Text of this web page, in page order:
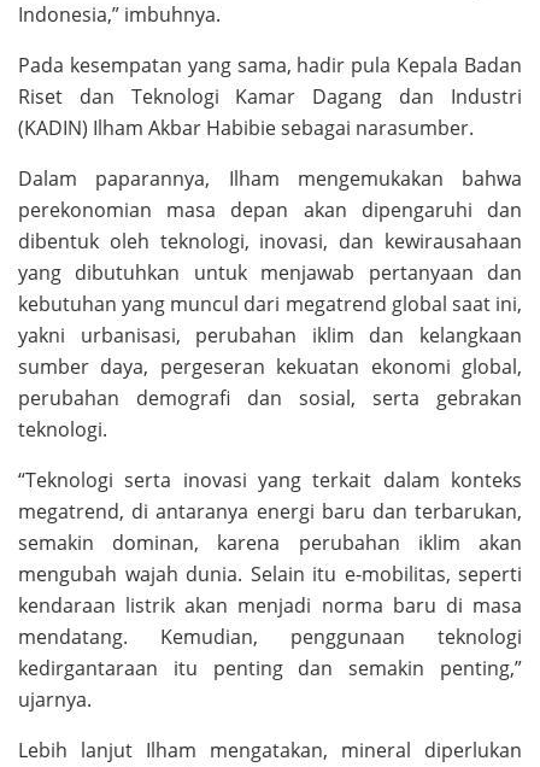
Indonesia,” imbuhnya.
Pada kesempatan yang sama, hadir pula Kepala Badan
Riset dan Teknologi Kamar Dagang dan Industri
(KADIN) Ilham Akbar Habibie sebagai narasumber.
Dalam paparannya, Ilham mengemukakan bahwa
perekonomian masa depan akan dipengaruhi dan
dibentuk oleh teknologi, inovasi, dan kewirausahaan
yang dibutuhkan untuk menjawab pertanyaan dan
kebutuhan yang muncul dari megatrend global saat ini,
yakni urbanisasi, perubahan iklim dan kelangkaan
sumber daya, pergeseran kekuatan ekonomi global,
perubahan demografi dan sosial, serta gebrakan
teknologi.
“Teknologi serta inovasi yang terkait dalam konteks
megatrend, di antaranya energi baru dan terbarukan,
semakin dominan, karena perubahan iklim akan
mengubah wajah dunia. Selain itu e-mobilitas, seperti
kendaraan listrik akan menjadi norma baru di masa
mendatang. Kemudian, penggunaan teknologi
kedirgantaraan itu penting dan semakin penting,”
ujarnya.
Lebih lanjut Ilham mengatakan, mineral diperlukan